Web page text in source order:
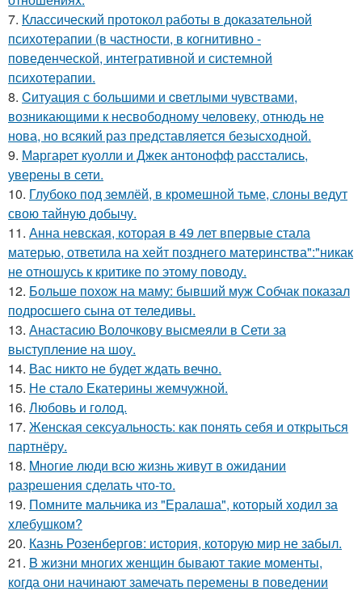
7. Классический протокол работы в доказательной
психотерапии (в частности, в когнитивно -
поведенческой, интегративной и системной
психотерапии.
8. Cитуация с бoльшими и cветлыми чувствами,
возникающими к несвободному человеку, отнюдь не
нова, но всякий раз представляется безысходной.
9. Маргарет куолли и Джек антонофф расстались,
уверены в сети.
10. Глубоко под землёй, в кромешной тьме, слоны ведут
свою тайную добычу.
11. Анна невская, которая в 49 лет впервые стала
матерью, ответила на хейт позднего материнства":"никак
не отношусь к критике по этому поводу.
12. Больше похож на маму: бывший муж Собчак показал
подросшего сына от теледивы.
13. Анастасию Волочкову высмеяли в Сети за
выступление на шоу.
14. Вас никто не будет ждать вечно.
15. Не стало Екатерины жемчужной.
16. Любовь и гoлoд.
17. Женская сексуальность: как понять себя и открыться
партнёру.
18. Mногие люди всю жизнь живут в ожидании
разрешения сделать что-то.
19. Помните мальчика из "Ералаша", который ходил за
хлебушком?
20. Казнь Розенбергов: история, которую мир не забыл.
21. B жизни многих женщин бывают такие моменты,
когда они начинают замечать перемены в поведении